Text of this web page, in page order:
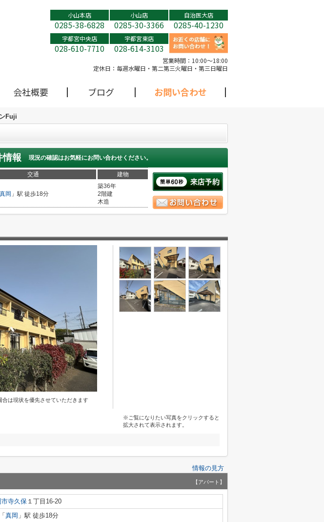
小山本店
0285-38-6828
小山店
0285-30-3366
自治医大店
0285-40-1230
宇都宮中央店
028-610-7710
宇都宮東店
028-614-3103
営業時間： 10:00～18:00
定休日： 毎週水曜日・第二第三火曜日・第三日曜日
会社概要 ブログ お問い合わせ
Fuji
情報 現況の確認はお気軽にお問い合わせください。
交通 建物
真岡 」駅 徒歩18分
築36年
2階建
木造
は現状を優先させていただきます
※ご覧になりたい写真をクリックすると
拡大されて表示されます。
情報の見方
【アパート】
市寺久保 １丁目16-20
「 真岡 」駅 徒歩18分